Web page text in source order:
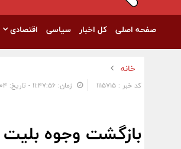
صفحه اصلی کل اخبار سیاسی اقتصادی
خانه
کد خبر : 1115715 زمان: ۱۱:۴۷:۵۶ - تاریخ: ۱۴۰۴/۰۴/۰۴
بازگشت وجوه